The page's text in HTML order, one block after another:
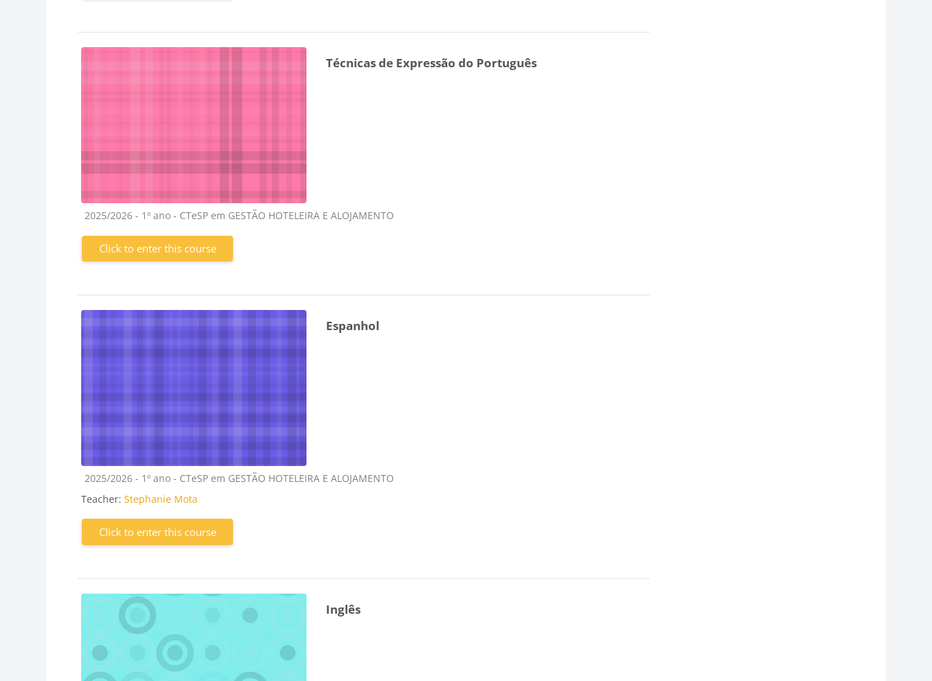
Técnicas de Expressão do Português
Course category
2025/2026 - 1º ano - CTeSP em GESTÃO HOTELEIRA E ALOJAMENTO
Click to enter this course
Espanhol
Course category
2025/2026 - 1º ano - CTeSP em GESTÃO HOTELEIRA E ALOJAMENTO
Teacher:Stephanie Mota
Click to enter this course
Inglês